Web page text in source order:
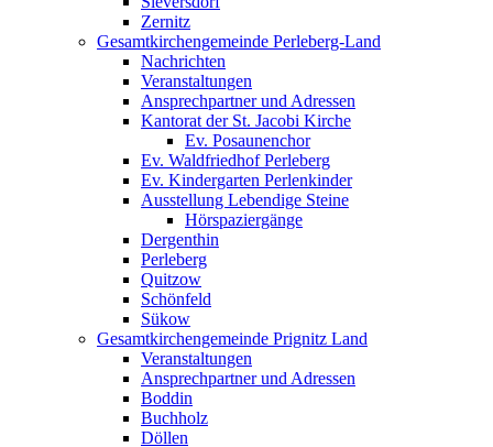
Zernitz
Gesamtkirchengemeinde Perleberg-Land
Nachrichten
Veranstaltungen
Ansprechpartner und Adressen
Kantorat der St. Jacobi Kirche
Ev. Posaunenchor
Ev. Waldfriedhof Perleberg
Ev. Kindergarten Perlenkinder
Ausstellung Lebendige Steine
Hörspaziergänge
Dergenthin
Perleberg
Quitzow
Schönfeld
Sükow
Gesamtkirchengemeinde Prignitz Land
Veranstaltungen
Ansprechpartner und Adressen
Boddin
Buchholz
Döllen